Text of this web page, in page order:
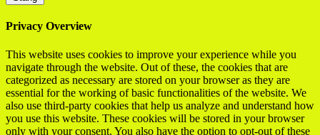
Privacy Overview
This website uses cookies to improve your experience while you
navigate through the website. Out of these, the cookies that are
categorized as necessary are stored on your browser as they are
essential for the working of basic functionalities of the website. We
also use third-party cookies that help us analyze and understand how
you use this website. These cookies will be stored in your browser
only with your consent. You also have the option to opt-out of these